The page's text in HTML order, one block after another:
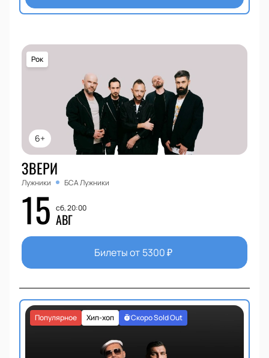
6+
Рок
ЗВЕРИ
Лужники БСА Лужники
15 сб, 20:00
АВГ
Билеты от 5300₽
Хип-хоп
Популярное Скоро Sold Out